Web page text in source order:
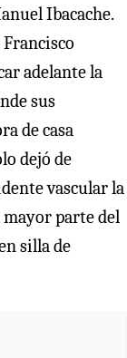
Ibacache.
adelante la
sus
de casa
dejó de
vascular la
mayor parte del
silla de